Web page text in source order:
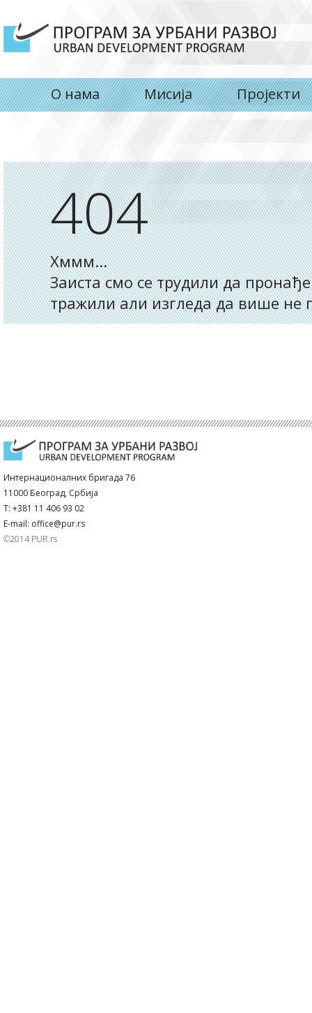
О нама Мисија Пројекти
404
Хммм...
Заиста смо се трудили да
тражили али изгледа да више не
Интернационалних бригада 76
11000 Београд, Србија
T: +381 11 406 93 02
E-mail: office@pur.rs
©2014 PUR.rs